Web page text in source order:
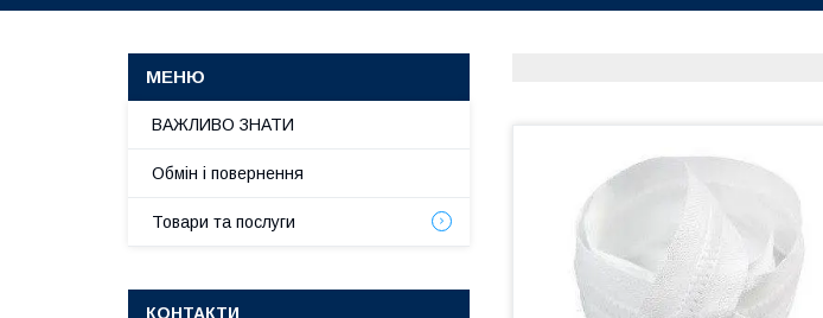
ВАЖЛИВО ЗНАТИ
Обмін і повернення
Товари та послуги
КОНТАКТИ